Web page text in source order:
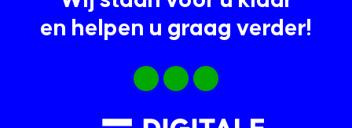
en helpen u graag verder!